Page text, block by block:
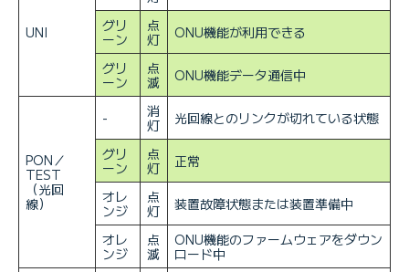
UNI
グリ
ーン
点
灯
ONU機能が利用できる
グリ
ーン
点
滅
ONU機能データ通信中
PON／
TEST
（光回
線）
-
消
灯
光回線とのリンクが切れている状態
グリ
ーン
点
灯
正常
オレ
ンジ
点
灯
装置故障状態または装置準備中
オレ
ンジ
点
滅
ONU機能のファームウェアをダウン
ロード中